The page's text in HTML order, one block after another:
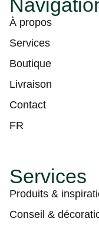
À propos
Services
Boutique
Livraison
Contact
FR
Services
Produits &
Conseil &